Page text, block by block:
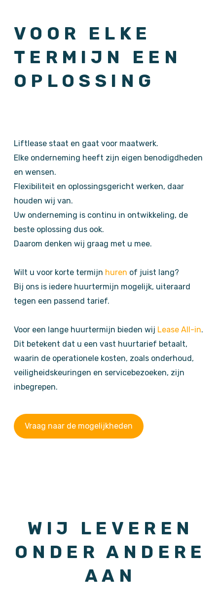
VOOR ELKE
TERMIJN EEN
OPLOSSING
Liftlease staat en gaat voor maatwerk.
Elke onderneming heeft zijn eigen benodigdheden
en wensen.
Flexibiliteit en oplossingsgericht werken, daar
houden wij van.
Uw onderneming is continu in ontwikkeling, de
beste oplossing dus ook.
Daarom denken wij graag met u mee.
Wilt u voor korte termijn huren of juist lang?
Bij ons is iedere huurtermijn mogelijk, uiteraard
tegen een passend tarief.
Voor een lange huurtermijn bieden wij Lease All-in.
Dit betekent dat u een vast huurtarief betaalt,
waarin de operationele kosten, zoals onderhoud,
veiligheidskeuringen en servicebezoeken, zijn
inbegrepen.
Vraag naar de mogelijkheden
WIJ LEVEREN
ONDER ANDERE
AAN